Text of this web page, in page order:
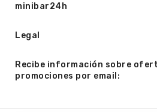
minibar24h
Legal
Recibe información sobre
promociones por email: